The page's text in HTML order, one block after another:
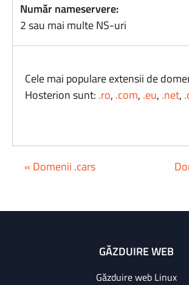
Număr nameservere:
2 sau mai multe NS-uri
Cele mai populare extensii de
Hosterion sunt: .ro, .com, .eu, .net,
« Domenii .cars
GĂZDUIRE WEB
Găzduire web Linux